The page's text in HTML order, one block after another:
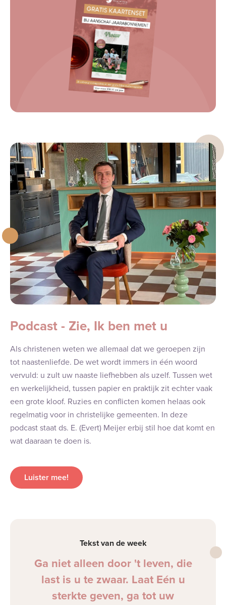
Podcast - Zie, Ik ben met u
Als christenen weten we allemaal dat we geroepen zijn
tot naastenliefde. De wet wordt immers in één woord
vervuld: u zult uw naaste liefhebben als uzelf. Tussen wet
en werkelijkheid, tussen papier en praktijk zit echter vaak
een grote kloof. Ruzies en conflicten komen helaas ook
regelmatig voor in christelijke gemeenten. In deze
podcast staat ds. E. (Evert) Meijer erbij stil hoe dat komt en
wat daaraan te doen is.
Luister mee!
Tekst van de week
Ga niet alleen door 't leven, die
last is u te zwaar. Laat Eén u
sterkte geven, ga tot uw